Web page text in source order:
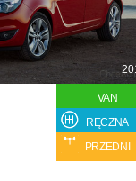
VAN
RĘCZNA
PRZEDNI